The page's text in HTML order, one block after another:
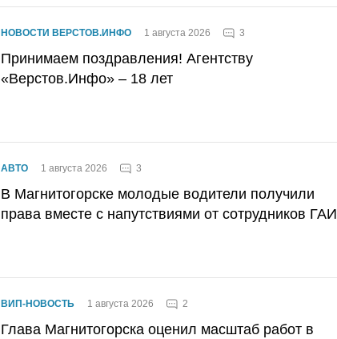
НОВОСТИ ВЕРСТОВ.ИНФО 1 августа 2026 3
Принимаем поздравления! Агентству
«Верстов.Инфо» – 18 лет
АВТО 1 августа 2026 3
В Магнитогорске молодые водители получили
права вместе с напутствиями от сотрудников ГАИ
ВИП-НОВОСТЬ 1 августа 2026 2
Глава Магнитогорска оценил масштаб работ в